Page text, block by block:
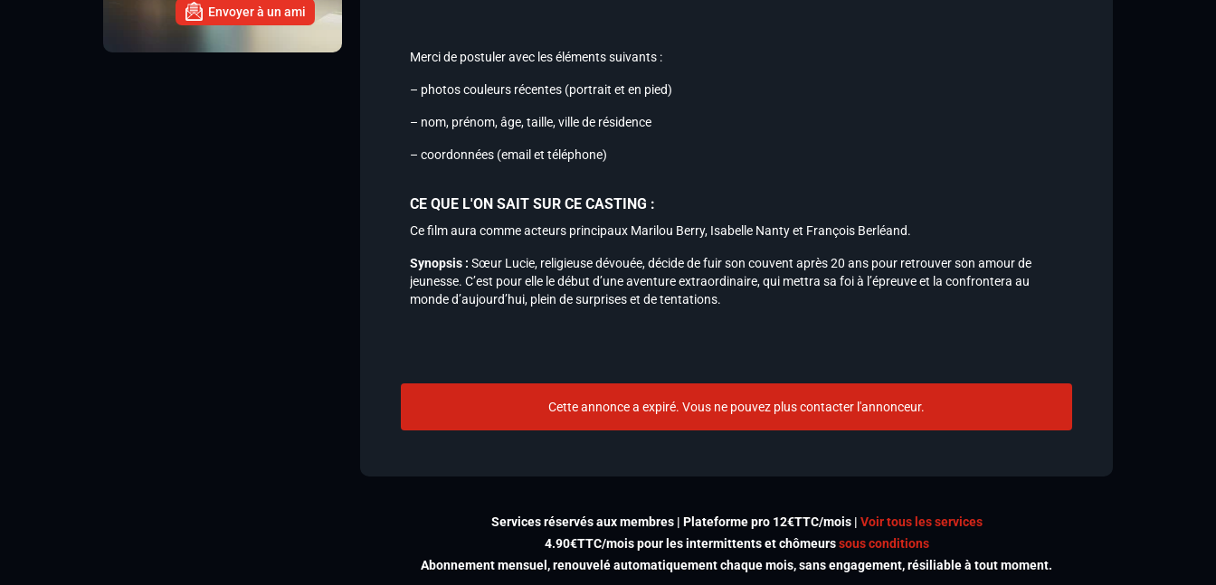
Envoyer à un ami
Merci de postuler avec les éléments suivants :
– photos couleurs récentes (portrait et en pied)
– nom, prénom, âge, taille, ville de résidence
– coordonnées (email et téléphone)
CE QUE L'ON SAIT SUR CE CASTING :
Ce film aura comme acteurs principaux Marilou Berry, Isabelle Nanty et François Berléand.
Synopsis : Sœur Lucie, religieuse dévouée, décide de fuir son couvent après 20 ans pour retrouver son amour de
jeunesse. C’est pour elle le début d’une aventure extraordinaire, qui mettra sa foi à l’épreuve et la confrontera au
monde d’aujourd’hui, plein de surprises et de tentations.
Cette annonce a expiré. Vous ne pouvez plus contacter l'annonceur.
Services réservés aux membres | Plateforme pro 12€TTC/mois | Voir tous les services
4.90€TTC/mois pour les intermittents et chômeurssous conditions
Abonnement mensuel, renouvelé automatiquement chaque mois, sans engagement, résiliable à tout moment.